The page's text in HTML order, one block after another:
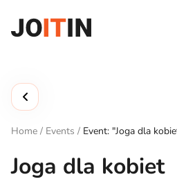
content
Home / Events / Event: "Joga dla
Joga dla kobiet